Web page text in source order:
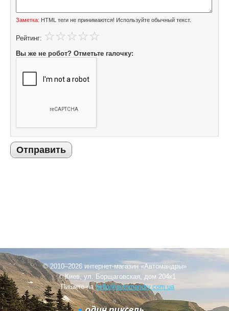
Заметка: HTML теги не принимаются! Используйте обычный текст.
Рейтинг:
Вы же не робот? Отметьте галочку:
Отправить
© 2010–2026 интернет-магазин «Автомандры»
г. Киев, ул. Борщаговская, дом 204к1
Пишите наhello@automandry.com.ua